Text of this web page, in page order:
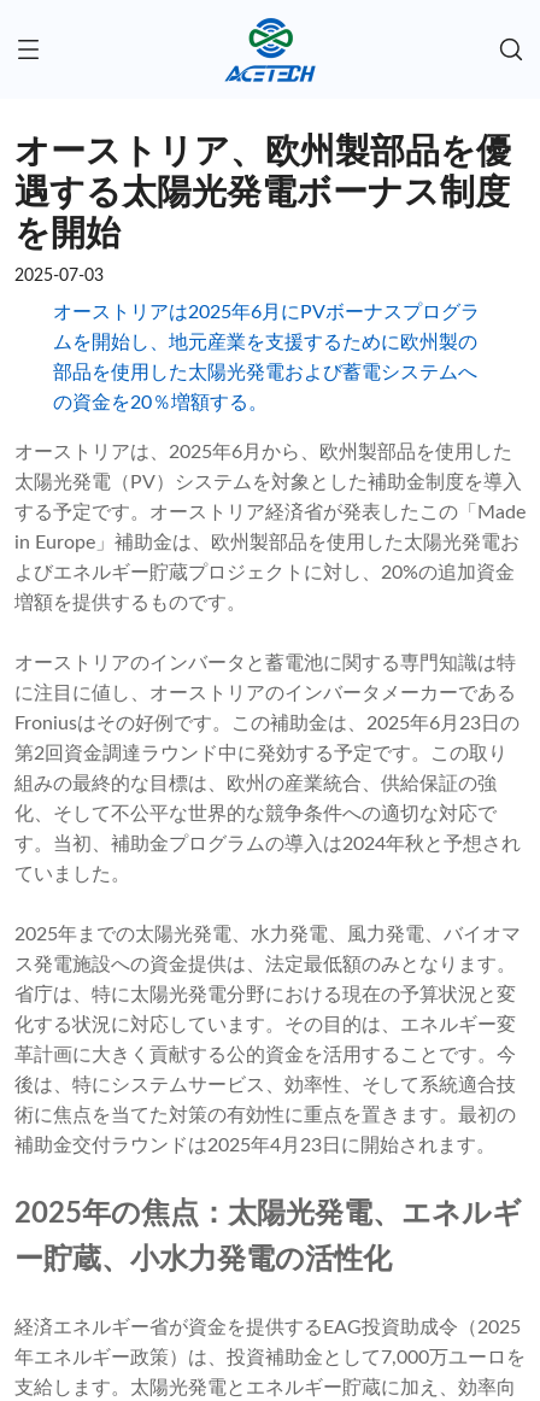
オーストリア、欧州製部品を優
遇する太陽光発電ボーナス制度
を開始
2025-07-03
オーストリアは2025年6月にPVボーナスプログラ
ムを開始し、地元産業を支援するために欧州製の
部品を使用した太陽光発電および蓄電システムへ
の資金を20％増額する。
オーストリアは、2025年6月から、欧州製部品を使用した
太陽光発電（PV）システムを対象とした補助金制度を導入
する予定です。オーストリア経済省が発表したこの「Made
in Europe」補助金は、欧州製部品を使用した太陽光発電お
よびエネルギー貯蔵プロジェクトに対し、20%の追加資金
増額を提供するものです。
オーストリアのインバータと蓄電池に関する専門知識は特
に注目に値し、オーストリアのインバータメーカーである
Froniusはその好例です。この補助金は、2025年6月23日の
第2回資金調達ラウンド中に発効する予定です。この取り
組みの最終的な目標は、欧州の産業統合、供給保証の強
化、そして不公平な世界的な競争条件への適切な対応で
す。当初、補助金プログラムの導入は2024年秋と予想され
ていました。
2025年までの太陽光発電、水力発電、風力発電、バイオマ
ス発電施設への資金提供は、法定最低額のみとなります。
省庁は、特に太陽光発電分野における現在の予算状況と変
化する状況に対応しています。その目的は、エネルギー変
革計画に大きく貢献する公的資金を活用することです。今
後は、特にシステムサービス、効率性、そして系統適合技
術に焦点を当てた対策の有効性に重点を置きます。最初の
補助金交付ラウンドは2025年4月23日に開始されます。
2025年の焦点：太陽光発電、エネルギ
ー貯蔵、小水力発電の活性化
経済エネルギー省が資金を提供するEAG投資助成令（2025
年エネルギー政策）は、投資補助金として7,000万ユーロを
支給します。太陽光発電とエネルギー貯蔵に加え、効率向